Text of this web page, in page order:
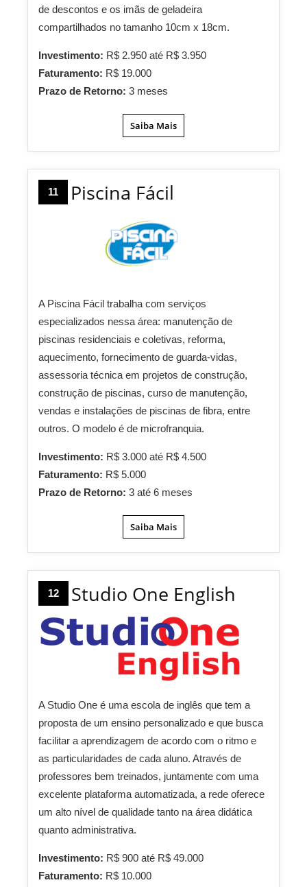
de descontos e os imãs de geladeira
compartilhados no tamanho 10cm x 18cm.
Investimento: R$ 2.950 até R$ 3.950
Faturamento: R$ 19.000
Prazo de Retorno: 3 meses
Saiba Mais
11 Piscina Fácil
A Piscina Fácil trabalha com serviços
especializados nessa área: manutenção de
piscinas residenciais e coletivas, reforma,
aquecimento, fornecimento de guarda-vidas,
assessoria técnica em projetos de construção,
construção de piscinas, curso de manutenção,
vendas e instalações de piscinas de fibra, entre
outros. O modelo é de microfranquia.
Investimento: R$ 3.000 até R$ 4.500
Faturamento: R$ 5.000
Prazo de Retorno: 3 até 6 meses
Saiba Mais
12 Studio One English
A Studio One é uma escola de inglês que tem a
proposta de um ensino personalizado e que busca
facilitar a aprendizagem de acordo com o ritmo e
as particularidades de cada aluno. Através de
professores bem treinados, juntamente com uma
excelente plataforma automatizada, a rede oferece
um alto nível de qualidade tanto na área didática
quanto administrativa.
Investimento: R$ 900 até R$ 49.000
Faturamento: R$ 10.000